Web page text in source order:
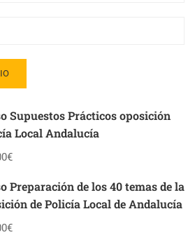
Supuestos Prácticos oposición
Local Andalucía
Preparación de los 40 temas de la
de Policía Local de Andalucía